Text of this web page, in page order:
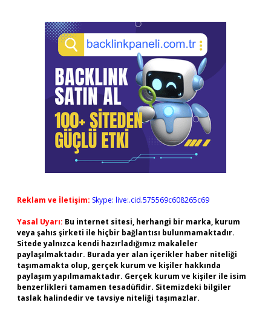
Reklam ve İletişim: Skype: live:.cid.575569c608265c69
Yasal Uyarı: Bu internet sitesi, herhangi bir marka, kurum
veya şahıs şirketi ile hiçbir bağlantısı bulunmamaktadır.
Sitede yalnızca kendi hazırladığımız makaleler
paylaşılmaktadır. Burada yer alan içerikler haber niteliği
taşımamakta olup, gerçek kurum ve kişiler hakkında
paylaşım yapılmamaktadır. Gerçek kurum ve kişiler ile isim
benzerlikleri tamamen tesadüfidir. Sitemizdeki bilgiler
taslak halindedir ve tavsiye niteliği taşımazlar.